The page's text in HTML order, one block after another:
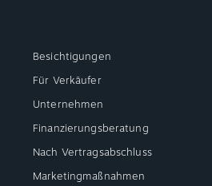
Besichtigungen
Für Verkäufer
Unternehmen
Finanzierungsberatung
Nach Vertragsabschluss
Marketingmaßnahmen